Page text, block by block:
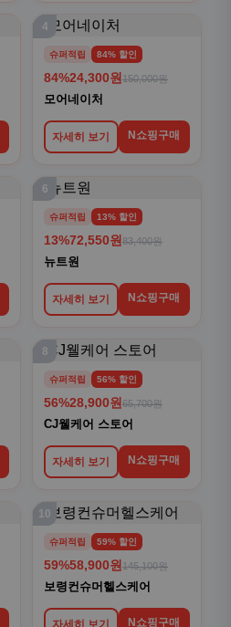
4
슈퍼적립 84% 할인
84%24,300원 150,000원
모어네이처
자세히 보기 N쇼핑구매
6
슈퍼적립 13% 할인
13%72,550원 83,400원
뉴트원
자세히 보기 N쇼핑구매
8
슈퍼적립 56% 할인
56%28,900원 65,700원
CJ웰케어 스토어
자세히 보기 N쇼핑구매
10
슈퍼적립 59% 할인
59%58,900원 145,100원
보령컨슈머헬스케어
자세히 보기 N쇼핑구매